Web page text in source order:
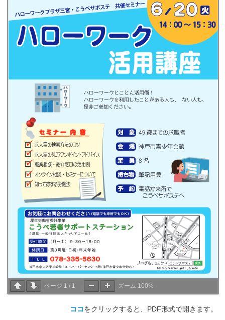
ページ 1 / 1 ズーム 100%
ココをクリックすると、PDF形式で開きます。